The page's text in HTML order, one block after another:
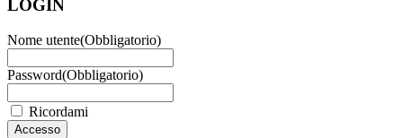
LOGIN
Nome utente(Obbligatorio)
Password(Obbligatorio)
Ricordami